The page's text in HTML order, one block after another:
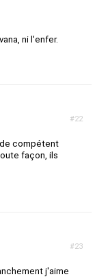
ni l'enfer.
#22
de compétent
façon, ils
#23
j'aime